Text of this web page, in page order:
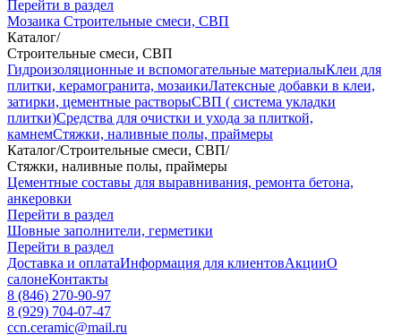
Перейти в раздел
Мозаика Строительные смеси, СВП
Каталог/
Строительные смеси, СВП
Гидроизоляционные и вспомогательные материалыКлеи для
плитки, керамогранита, мозаикиЛатексные добавки в клеи,
затирки, цементные растворыСВП ( система укладки
плитки)Средства для очистки и ухода за плиткой,
камнемСтяжки, наливные полы, праймеры
Каталог/Строительные смеси, СВП/
Стяжки, наливные полы, праймеры
Цементные составы для выравнивания, ремонта бетона,
анкеровки
Перейти в раздел
Шовные заполнители, герметики
Перейти в раздел
Доставка и оплатаИнформация для клиентовАкцииО
салонеКонтакты
8 (846) 270-90-97
8 (929) 704-07-47
ccn.ceramic@mail.ru